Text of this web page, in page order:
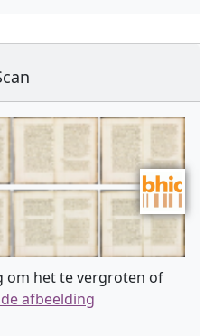
om het te vergroten of
afbeelding